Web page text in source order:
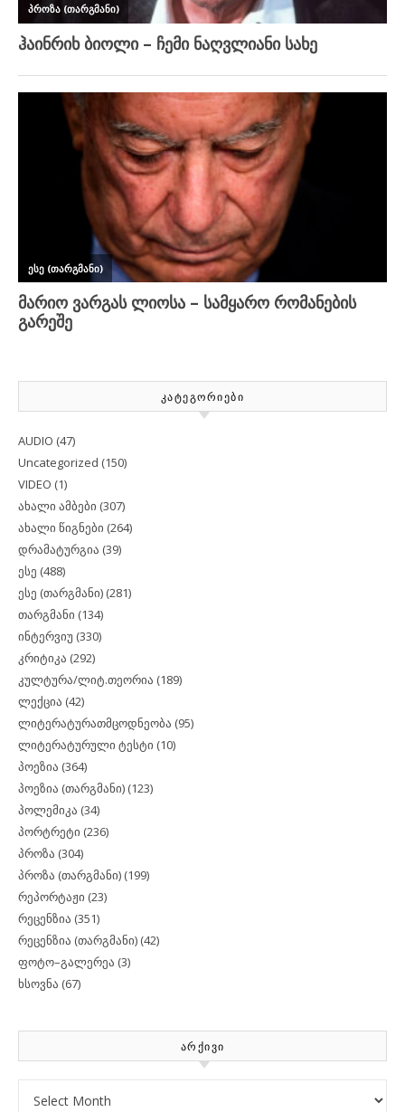
ᲙᲐᲢᲔᲒᲝᲠᲘᲔᲑᲘ
AUDIO (47)
Uncategorized (150)
VIDEO (1)
ახალი ამბები (307)
ახალი წიგნები (264)
დრამატურგია (39)
ესე (488)
ესე (თარგმანი) (281)
თარგმანი (134)
ინტერვიუ (330)
კრიტიკა (292)
კულტურა/ლიტ.თეორია (189)
ლექცია (42)
ლიტერატურათმცოდნეობა (95)
ლიტერატურული ტესტი (10)
პოეზია (364)
პოეზია (თარგმანი) (123)
პოლემიკა (34)
პორტრეტი (236)
პროზა (304)
პროზა (თარგმანი) (199)
რეპორტაჟი (23)
რეცენზია (351)
რეცენზია (თარგმანი) (42)
ფოტო–გალერეა (3)
ხსოვნა (67)
ᲐᲠᲥᲘᲕᲘ